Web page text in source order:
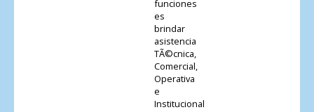
funciones
es
brindar
asistencia
TÃ©cnica,
Comercial,
Operativa
e
Institucional